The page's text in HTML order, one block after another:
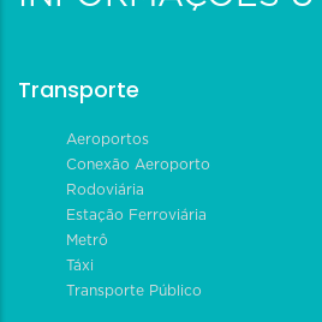
Transporte
Aeroportos
Conexão Aeroporto
Rodoviária
Estação Ferroviária
Metrô
Táxi
Transporte Público